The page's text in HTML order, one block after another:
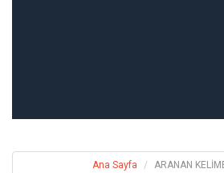
Ana Sayfa ARANAN